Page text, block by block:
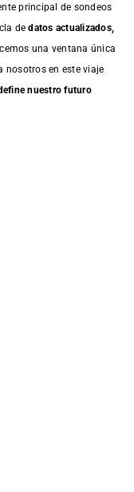
principal de sondeos
dedatos actualizados,
una ventana única
nosotros en este viaje
nuestro futuro